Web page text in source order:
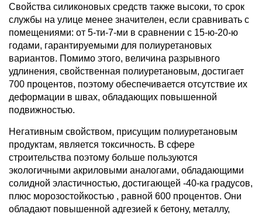
Свойства силиконовых средств также высоки, то срок
службы на улице менее значителен, если сравнивать с
помещениями: от 5-ти-7-ми в сравнении с 15-ю-20-ю
годами, гарантируемыми для полиуретановых
вариантов. Помимо этого, величина разрывного
удлинения, свойственная полиуретановым, достигает
700 процентов, поэтому обеспечивается отсутствие их
деформации в швах, обладающих повышенной
подвижностью.
Негативным свойством, присущим полиуретановым
продуктам, является токсичность. В сфере
строительства поэтому больше пользуются
экологичными акриловыми аналогами, обладающими
солидной эластичностью, достигающей -40-ка градусов,
плюс морозостойкостью , равной 600 процентов. Они
обладают повышенной адгезией к бетону, металлу,